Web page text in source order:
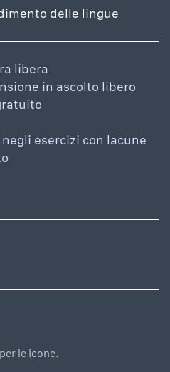
delle lingue
libera
in ascolto libero
esercizi con lacune
le icone.